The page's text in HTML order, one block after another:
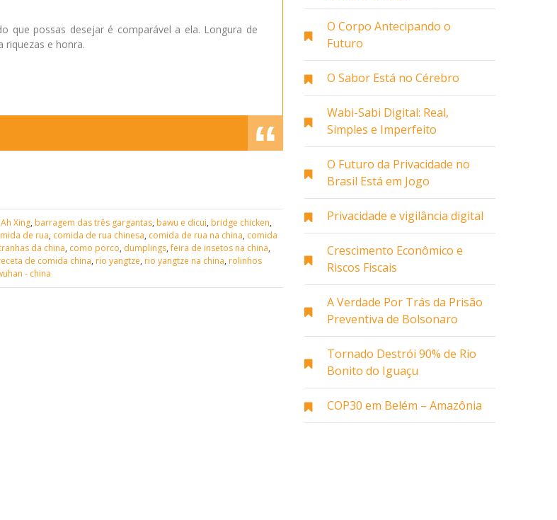
O Corpo Antecipando o
Futuro
O Sabor Está no Cérebro
Wabi-Sabi Digital: Real,
Simples e Imperfeito
O Futuro da Privacidade no
Brasil Está em Jogo
Privacidade e vigilância digital
Crescimento Econômico e
Riscos Fiscais
A Verdade Por Trás da Prisão
Preventiva de Bolsonaro
Tornado Destrói 90% de Rio
Bonito do Iguaçu
COP30 em Belém – Amazônia
que possas desejar é comparável a ela. Longura de
riquezas e honra.
Ah Xing, barragem das três gargantas, bawu e dicui, bridge chicken,
de rua, comida de rua chinesa, comida de rua na china, comida
da china, como porco, dumplings,feira de insetos na china,
de comida china, rio yangtze, rio yangtze na china, rolinhos
- china